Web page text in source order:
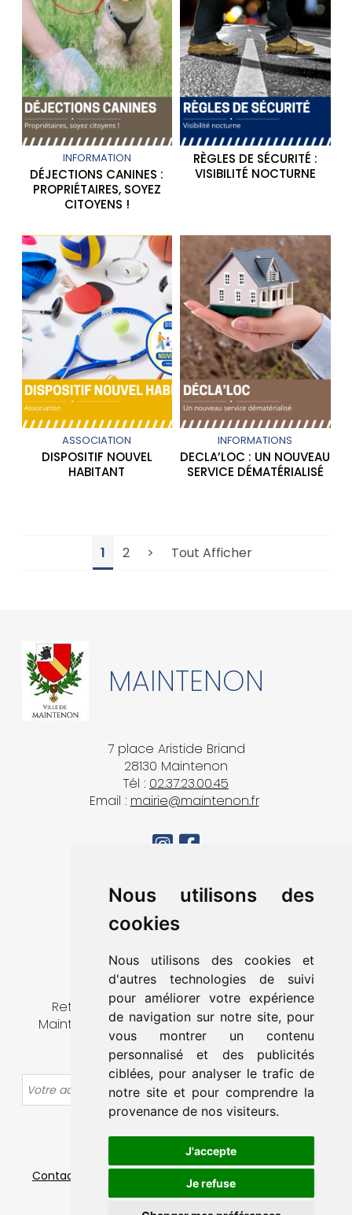
Nous utilisons des
cookies
Nous utilisons des cookies et
d'autres technologies de suivi
pour améliorer votre expérience
de navigation sur notre site, pour
vous montrer un contenu
personnalisé et des publicités
ciblées, pour analyser le trafic de
notre site et pour comprendre la
provenance de nos visiteurs.
J'accepte
Je refuse
INFORMATION
DÉJECTIONS CANINES :
PROPRIÉTAIRES, SOYEZ
CITOYENS !
RÈGLES DE SÉCURITÉ :
VISIBILITÉ NOCTURNE
ASSOCIATION
DISPOSITIF NOUVEL
HABITANT
INFORMATIONS
DECLA’LOC : UN NOUVEAU
SERVICE DÉMATÉRIALISÉ
1 2 > Tout Afficher
MAINTENON
7 place Aristide Briand
28130 Maintenon
Tél : 02.37.23.00.45
Email : mairie@maintenon.fr
MA VILLE
VIVRE À MAINTENON
DÉCOUVRIR & SORTIR
CONTACT
Retrouvez toute l’actualité de la ville de
Maintenon en vous abonnant à notre lettre
d’information.
OK
Contact - Plan du site
Gestion des cookies
© Ville de Maintenon – Tous droits réservés